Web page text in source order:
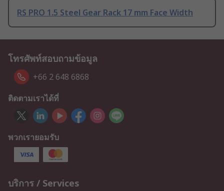
RS PRO 1.5 Steel Gear Rack 17 mm Face Width
โทรศัพท์สอบถามข้อมูล
+66 2 648 6868
ติดตามเราได้ที่
พวกเรายอมรับ
บริการ / Services